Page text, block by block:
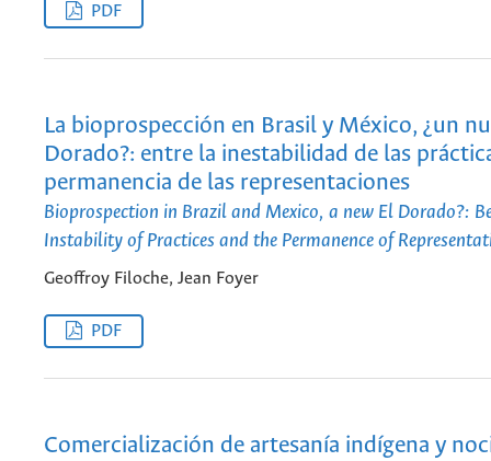
PDF
La bioprospección en Brasil y México, ¿un
Dorado?: entre la inestabilidad de las
permanencia de las representaciones
Bioprospection in Brazil and Mexico, a new El Dorado?:
Instability of Practices and the Permanence of
Geoffroy Filoche, Jean Foyer
PDF
Comercialización de artesanía indígena y